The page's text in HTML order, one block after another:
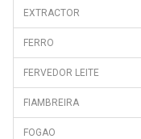
EXTRACTOR
FERRO
FERVEDOR LEITE
FIAMBREIRA
FOGAO